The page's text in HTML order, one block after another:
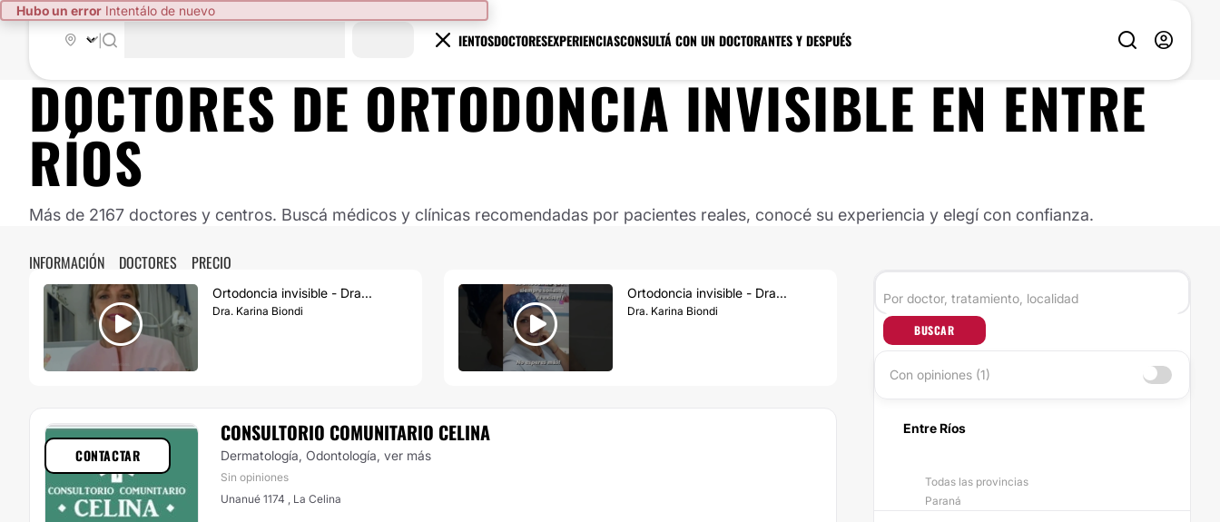
Hubo un error Intentálo de nuevo
TRATAMIENTOSDOCTORESEXPERIENCIASCONSULTÁ CON UN DOCTORANTES Y DESPUÉS
DOCTORES DEORTODONCIA INVISIBLEENENTRE
RÍOS
Más de 2167 doctores y centros. Buscá médicos y clínicas recomendadas por pacientes reales, conocé su experiencia y elegí con confianza.
INFORMACIÓN DOCTORES PRECIO
Ortodoncia invisible - Dra...
Dra. Karina Biondi
Ortodoncia invisible - Dra...
Dra. Karina Biondi
CONSULTORIO COMUNITARIO CELINA
Dermatología, Odontología, ver más
Sin opiniones
Unanué 1174 , La Celina
CONTACTAR
BUSCAR
Con opiniones (1)
Entre Ríos
Todas las provincias
Paraná